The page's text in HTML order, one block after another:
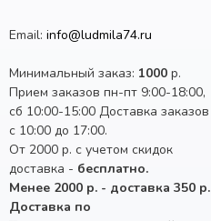
Email: info@ludmila74.ru
Минимальный заказ: 1000 р.
Прием заказов пн-пт 9:00-18:00,
сб 10:00-15:00 Доставка заказов
с 10:00 до 17:00.
От 2000 р. с учетом скидок
доставка - бесплатно.
Менее 2000 р. - доставка 350 р.
Доставка по